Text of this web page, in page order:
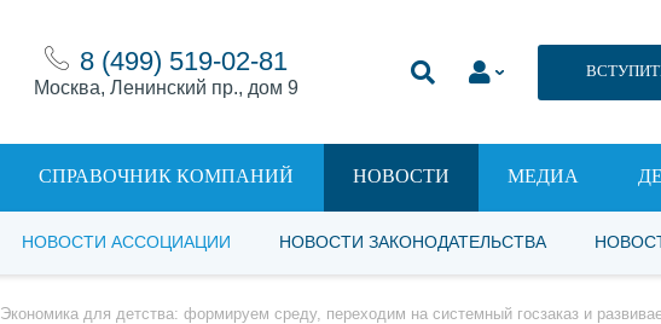
8 (499) 519-02-81
Москва, Ленинский пр., дом 9
СПРАВОЧНИК КОМПАНИЙ НОВОСТИ МЕДИА
НОВОСТИ АССОЦИАЦИИ НОВОСТИ ЗАКОНОДАТЕЛЬСТВА
Экономика для детства: формируем среду, переходим на системный госзаказ и